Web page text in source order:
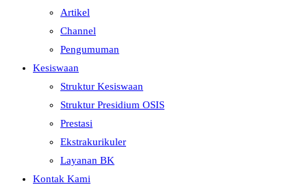
Artikel
Channel
Pengumuman
Kesiswaan
Struktur Kesiswaan
Struktur Presidium OSIS
Prestasi
Ekstrakurikuler
Layanan BK
Kontak Kami